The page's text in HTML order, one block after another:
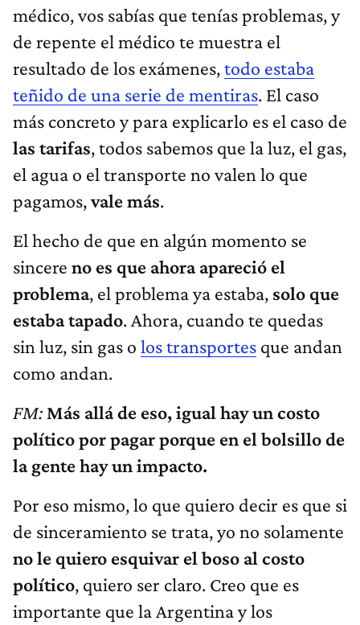
médico, vos sabías que tenías problemas, y
de repente el médico te muestra el
resultado de los exámenes,todo estaba
teñido de una serie de mentiras. El caso
más concreto y para explicarlo es el caso de
las tarifas, todos sabemos que la luz, el gas,
el agua o el transporte no valen lo que
pagamos,vale más.
El hecho de que en algún momento se
sincere no es que ahora apareció el
problema, el problema ya estaba, solo que
estaba tapado. Ahora, cuando te quedas
sin luz, sin gas o los transportes que andan
como andan.
FM: Más allá de eso, igual hay un costo
político por pagar porque en el bolsillo de
la gente hay un impacto.
Por eso mismo, lo que quiero decir es que si
de sinceramiento se trata, yo no solamente
no le quiero esquivar el boso al costo
político, quiero ser claro. Creo que es
importante que la Argentina y los